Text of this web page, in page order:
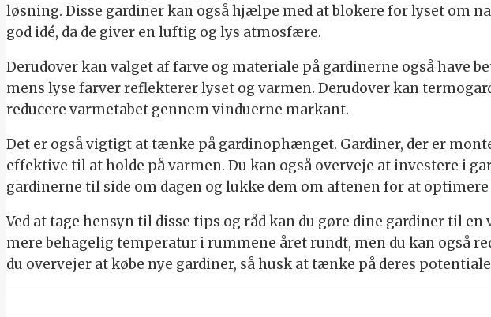
løsning. Disse gardiner kan også hjælpe med at blokere for lyset om
god idé, da de giver en luftig og lys atmosfære.
Derudover kan valget af farve og materiale på gardinerne også have
mens lyse farver reflekterer lyset og varmen. Derudover kan
reducere varmetabet gennem vinduerne markant.
Det er også vigtigt at tænke på gardinophænget. Gardiner, der er
effektive til at holde på varmen. Du kan også overveje at investere i
gardinerne til side om dagen og lukke dem om aftenen for at
Ved at tage hensyn til disse tips og råd kan du gøre dine gardiner til
mere behagelig temperatur i rummene året rundt, men du kan også
du overvejer at købe nye gardiner, så husk at tænke på deres